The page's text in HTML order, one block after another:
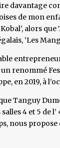
davantage
de mon
alors
‘Les
renommé
en 2019, à
Tanguy
4 et 5 de
nous